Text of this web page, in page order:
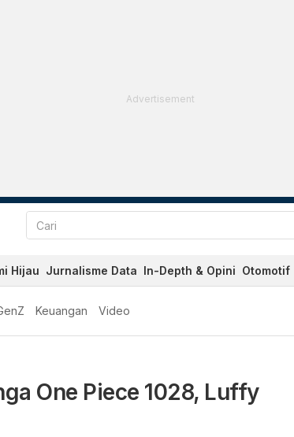
Advertisement
Hijau Jurnalisme Data In-Depth & Opini Otomotif
Keuangan Video
One Piece 1028, Luffy